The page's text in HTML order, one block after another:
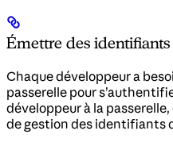
Émettre des
Chaque développeur a
passerelle pour
développeur à la
de gestion des identifiants